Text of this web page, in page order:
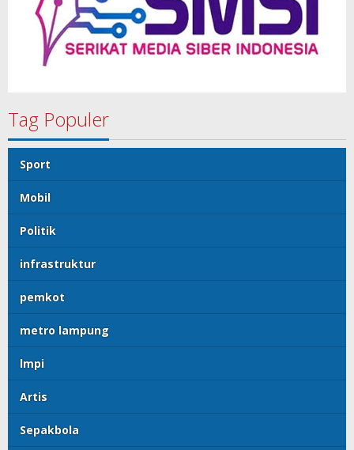
Tag Populer
Sport
Mobil
Politik
infrastruktur
pemkot
metro lampung
lmpi
Artis
Sepakbola